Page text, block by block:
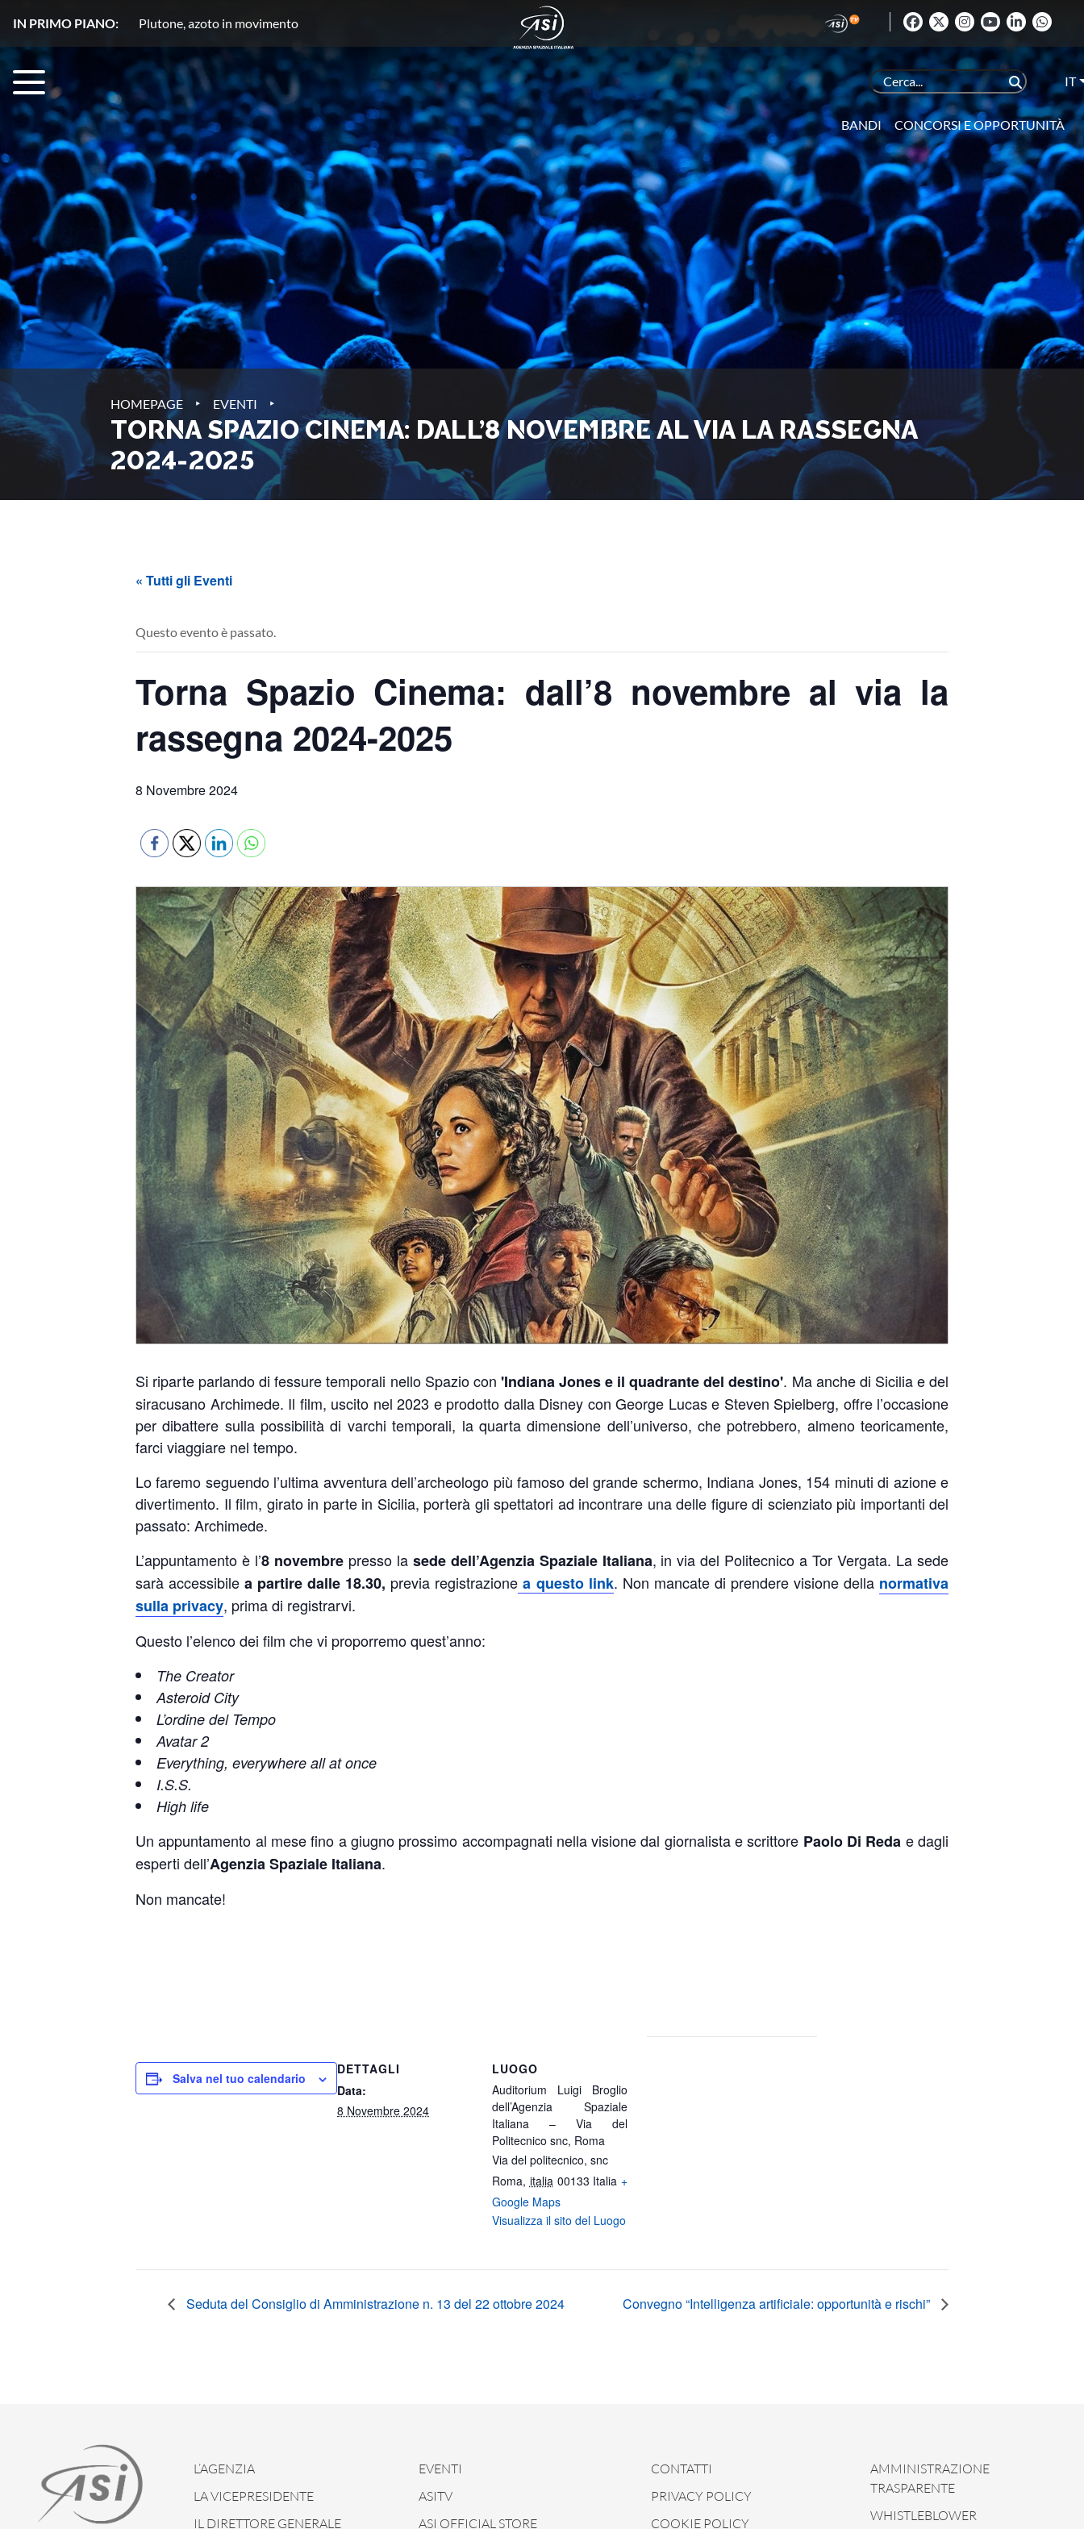
IN PRIMO PIANO: Un ‘visitatore invadente’ per la Luna
IT
BANDI CONCORSI E OPPORTUNITÀ
HOMEPAGE ‣ EVENTI ‣
TORNA SPAZIO CINEMA: DALL’8 NOVEMBRE AL VIA LA RASSEGNA
2024-2025
« Tutti gli Eventi
Questo evento è passato.
Torna Spazio Cinema: dall’8 novembre al via la
rassegna 2024-2025
8 Novembre 2024
Si riparte parlando di fessure temporali nello Spazio con 'Indiana Jones e il quadrante del destino'. Ma anche di Sicilia e del
siracusano Archimede. Il film, uscito nel 2023 e prodotto dalla Disney con George Lucas e Steven Spielberg, offre l’occasione
per dibattere sulla possibilità di varchi temporali, la quarta dimensione dell’universo, che potrebbero, almeno teoricamente,
farci viaggiare nel tempo.
Lo faremo seguendo l’ultima avventura dell’archeologo più famoso del grande schermo, Indiana Jones, 154 minuti di azione e
divertimento. Il film, girato in parte in Sicilia, porterà gli spettatori ad incontrare una delle figure di scienziato più importanti del
passato: Archimede.
L’appuntamento è l’8 novembrepresso la sede dell’Agenzia Spaziale Italiana, in via del Politecnico a Tor Vergata. La sede
sarà accessibile a partire dalle 18.30, previa registrazione a questo link. Non mancate di prendere visione della normativa
sulla privacy, prima di registrarvi.
Questo l’elenco dei film che vi proporremo quest’anno:
The Creator
Asteroid City
L’ordine del Tempo
Avatar 2
Everything, everywhere all at once
I.S.S.
High life
Un appuntamento al mese fino a giugno prossimo accompagnati nella visione dal giornalista e scrittore Paolo Di Reda e dagli
esperti dell’Agenzia Spaziale Italiana.
Non mancate!
Salva nel tuo calendario
DETTAGLI
Data:
8 Novembre 2024
LUOGO
Auditorium Luigi Broglio
dell’Agenzia Spaziale
Italiana – Via del
Politecnico snc, Roma
Via del politecnico, snc
Roma, italia 00133 Italia +
Google Maps
Visualizza il sito del Luogo
Seduta del Consiglio di Amministrazione n. 13 del 22 ottobre 2024 Convegno “Intelligenza artificiale: opportunità e rischi”
L’AGENZIA
LA VICEPRESIDENTE
IL DIRETTORE GENERALE
EVENTI
ASITV
ASI OFFICIAL STORE
CONTATTI
PRIVACY POLICY
COOKIE POLICY
AMMINISTRAZIONE
TRASPARENTE
WHISTLEBLOWER